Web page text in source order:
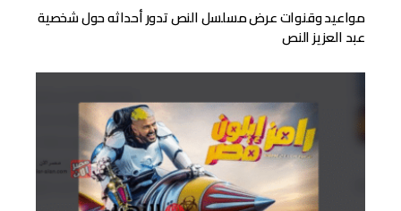
مواعيد وقنوات عرض مسلسل النص تدور أحداثه حول شخصية
عبد العزيز النص